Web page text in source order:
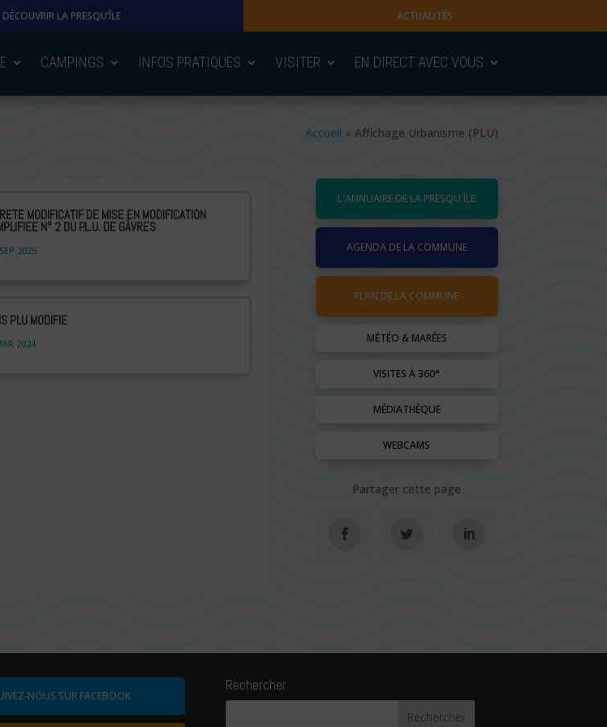
DÉCOUVRIR LA PRESQU’ÎLE ACTUALITÉS
CAMPINGS INFOS PRATIQUES VISITER EN DIRECT AVEC VOUS
Accueil » Affichage Urbanisme (PLU)
MODIFICATIF DE MISE EN MODIFICATION
N° 2 DU P.L.U. DE GÂVRES
2025
PLU MODIFIE
2024
L'ANNUAIRE DE LA PRESQU'ÎLE
AGENDA DE LA COMMUNE
PLAN DE LA COMMUNE
MÉTÉO & MARÉES
VISITES À 360°
MÉDIATHÈQUE
WEBCAMS
Partager cette page
NOUS SUR FACEBOOK
Rechercher